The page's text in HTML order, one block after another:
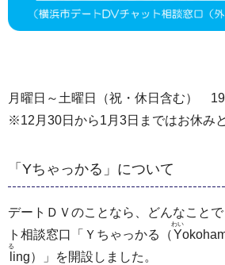
月曜日～土曜日（祝・休日含む）
※12月30日から1月3日まではお休み
「Yちゃっかる」について
デートＤＶのことなら、どんなこと
ト相談窓口「Ｙちゃっかる（Y
わい
る
ing）」を開設しました。